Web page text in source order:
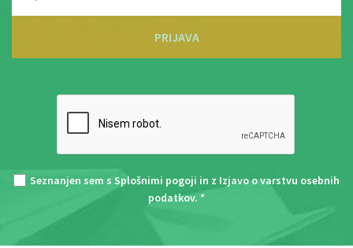
PRIJAVA
Seznanjen sem s Splošnimi pogoji in z Izjavo o varstvu osebnih
podatkov. *